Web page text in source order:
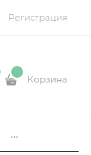
Регистрация
Корзина